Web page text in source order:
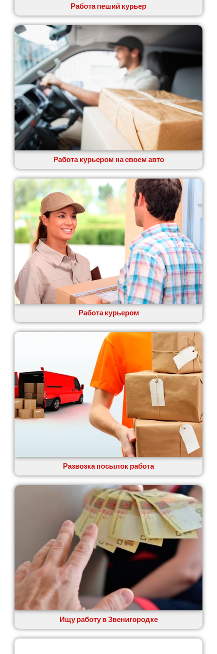
Луцк
Лука-Мелешковская
Львов
Малин
Марганец
Миргород
Авангард
Нетешин
Нежин
Никитинцы
Николаев
Никополь
Новоалександровка
Новомосковск
Новоселки
Нововолынск
Обухов
Обуховка
Одесса
Острог
Павлоград
Переяслав
Первомайск
Песочин
Петриков
Петропавловская Борщаговка
Подгородное
Покров
Полтава
Пятихатки
Раздельная
Рени
Решетиловка
Ромны
Счастливое
Шепетовка
Шостка
Шпола
Слобожанское
Софиевская Борщаговка
Сокольники
Солоницевка
Староконстантинов
Старые Петровцы
Стебник
Стоянка
Стрый
Работа пеший курьер
Работа курьером на своем авто
Работа курьером
Развозка посылок работа
Ищу работу в Звенигородке